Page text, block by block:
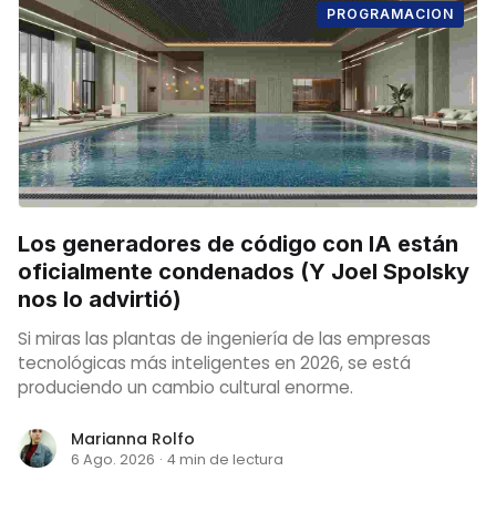
PROGRAMACION
Los generadores de código con IA están
oficialmente condenados (Y Joel Spolsky
nos lo advirtió)
Si miras las plantas de ingeniería de las empresas
tecnológicas más inteligentes en 2026, se está
produciendo un cambio cultural enorme.
Marianna Rolfo
6 Ago. 2026 · 4 min de lectura